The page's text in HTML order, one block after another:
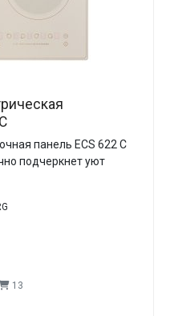
панель ECS 622 C
подчеркнет уют
13